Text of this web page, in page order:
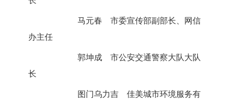
马元春 市委宣传部副部长、网信
办主任
郭坤成 市公安交通警察大队大队
长
图门乌力吉 佳美城市环境服务有